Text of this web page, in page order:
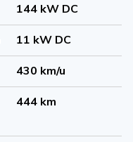
144 kW DC
11 kW DC
430 km/u
444 km